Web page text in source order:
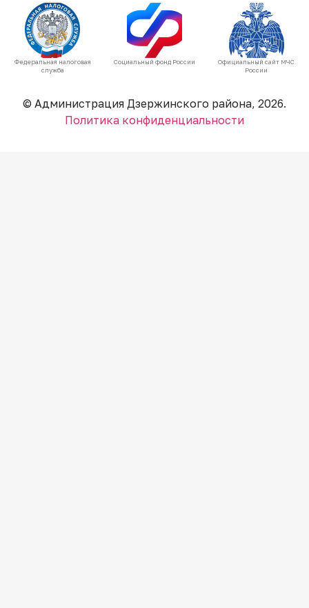
Федеральная налоговая
служба
Социальный фонд России
Официальный сайт МЧС
России
© Администрация Дзержинского района, 2026.
Политика конфиденциальности